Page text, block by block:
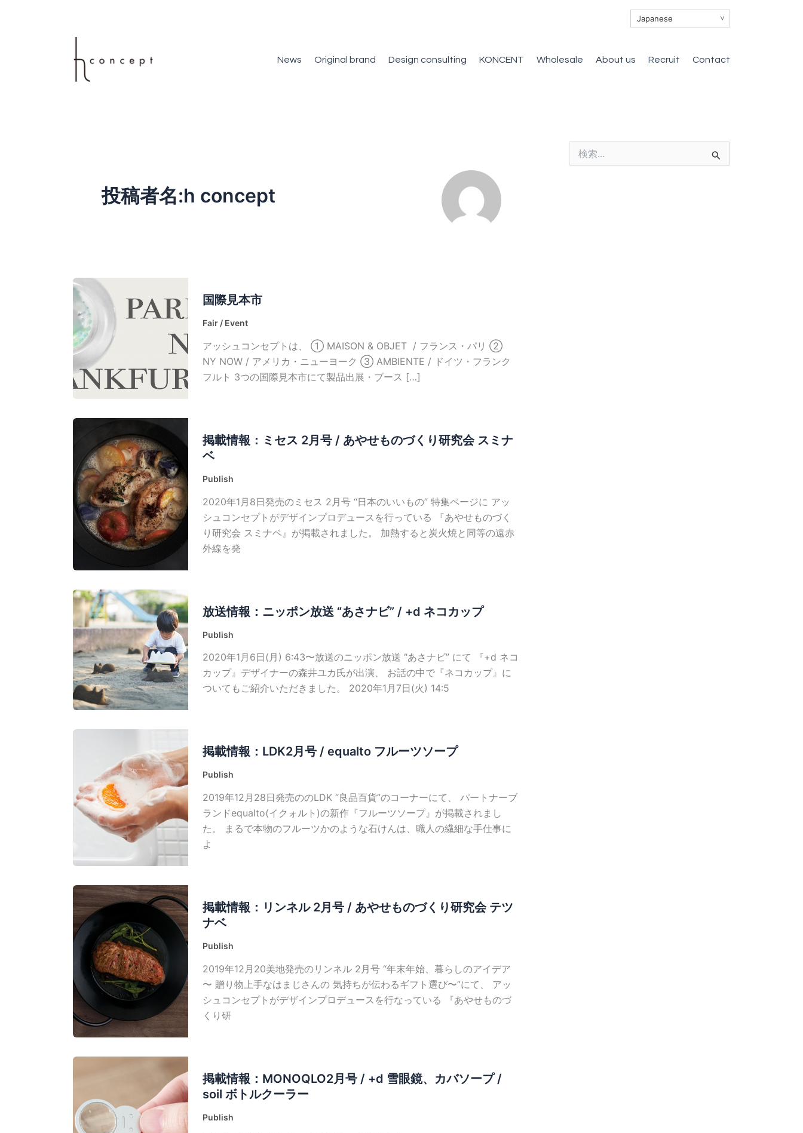
∨
News Original brand Design consulting KONCENT Wholesale About us Recruit Contact
投稿者名:h concept
国際見本市
Fair / Event
アッシュコンセプトは、 ① MAISON & OBJET / フランス・パリ ②
NY NOW / アメリカ・ニューヨーク ③ AMBIENTE / ドイツ・フランク
フルト 3つの国際見本市にて製品出展・ブース […]
掲載情報：ミセス 2月号 / あやせものづくり研究会 スミナ
ベ
Publish
2020年1月8日発売のミセス 2月号 “日本のいいもの” 特集ページに アッ
シュコンセプトがデザインプロデュースを行っている 『あやせものづく
り研究会 スミナベ』が掲載されました。 加熱すると炭火焼と同等の遠赤
外線を発
放送情報：ニッポン放送 “あさナビ” / +d ネコカップ
Publish
2020年1月6日(月) 6:43〜放送のニッポン放送 “あさナビ” にて 『+d ネコ
カップ』デザイナーの森井ユカ氏が出演、 お話の中で『ネコカップ』に
ついてもご紹介いただきました。 2020年1月7日(火) 14:5
掲載情報：LDK2月号 / equalto フルーツソープ
Publish
2019年12月28日発売ののLDK “良品百貨”のコーナーにて、 パートナーブ
ランドequalto(イクォルト)の新作『フルーツソープ』が掲載されまし
た。 まるで本物のフルーツかのような石けんは、職人の繊細な手仕事に
よ
掲載情報：リンネル 2月号 / あやせものづくり研究会 テツ
ナベ
Publish
2019年12月20美地発売のリンネル 2月号 “年末年始、暮らしのアイデア
〜 贈り物上手なはまじさんの 気持ちが伝わるギフト選び〜”にて、 アッ
シュコンセプトがデザインプロデュースを行なっている 『あやせものづ
くり研
掲載情報：MONOQLO2月号 / +d 雪眼鏡、カバソープ /
soil ボトルクーラー
Publish
索